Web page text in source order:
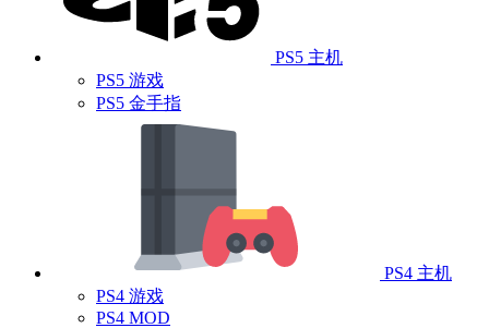
PS5 主机
PS5 游戏
PS5 金手指
PS4 主机
PS4 游戏
PS4 MOD